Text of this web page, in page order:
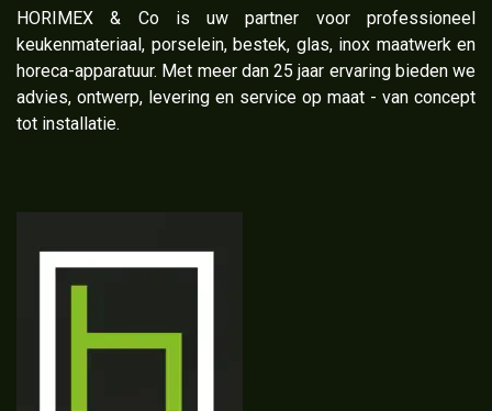
​HORIMEX & Co is uw partner voor professioneel
keukenmateriaal, porselein, bestek, glas, inox maatwerk en
horeca-apparatuur. Met meer dan 25 jaar ervaring bieden we
advies, ontwerp, levering en service op maat - van concept
tot installatie.